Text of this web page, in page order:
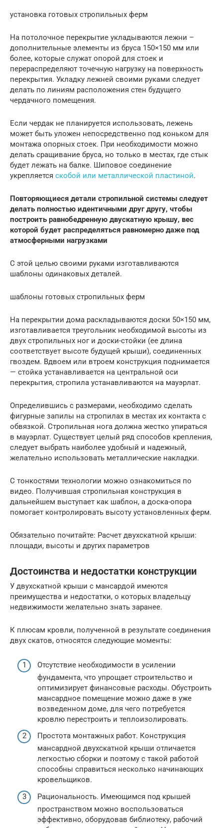
установка готовых стропильных ферм
На потолочное перекрытие укладываются лежни –
дополнительные элементы из бруса 150×150 мм или
более, которые служат опорой для стоек и
перераспределяют точечную нагрузку на поверхность
перекрытия. Укладку лежней своими руками следует
делать по линиям расположения стен будущего
чердачного помещения.
Если чердак не планируется использовать, лежень
может быть уложен непосредственно под коньком для
монтажа опорных стоек. При необходимости можно
делать сращивание бруса, но только в местах, где стык
будет лежать на балке. Шиповое соединение
укрепляется скобой или металлической пластиной.
Повторяющиеся детали стропильной системы следует
делать полностью идентичными друг другу, чтобы
построить равнобедренную двускатную крышу, вес
которой будет распределяться равномерно даже под
атмосферными нагрузками
С этой целью своими руками изготавливаются
шаблоны одинаковых деталей.
шаблоны готовых стропильных ферм
На перекрытии дома раскладываются доски 50×150 мм,
изготавливается треугольник необходимой высоты из
двух стропильных ног и доски-стойки (ее длина
соответствует высоте будущей крыши), соединенных
гвоздем. Вдвоем или втроем конструкция поднимается
— стойка устанавливается на центральной оси
перекрытия, стропила устанавливаются на мауэрлат.
Определившись с размерами, необходимо сделать
фигурные запилы на стропилах в местах их контакта с
обвязкой. Стропильная нога должна жестко упираться
в мауэрлат. Существует целый ряд способов крепления,
следует выбрать наиболее удобный и надежный,
желательно использовать металлические накладки.
С тонкостями технологии можно ознакомиться по
видео. Получившая стропильная конструкция в
дальнейшем выступает как шаблон, а доска-опора
помогает контролировать высоту установленных ферм.
Обязательно почитайте: Расчет двухскатной крыши:
площади, высоты и других параметров
Достоинства и недостатки конструкции
У двухскатной крыши с мансардой имеются
преимущества и недостатки, о которых владельцу
недвижимости желательно знать заранее.
К плюсам кровли, полученной в результате соединения
двух скатов, относятся следующие моменты:
Отсутствие необходимости в усилении
фундамента, что упрощает строительство и
оптимизирует финансовые расходы. Обустроить
мансардное помещение можно даже в уже
возведенном доме, для чего потребуется
кровлю перестроить и теплоизолировать.
Простота монтажных работ. Конструкция
мансардной двухскатной крыши отличается
легкостью сборки и поэтому с такой работой
способны справиться несколько начинающих
кровельщиков.
Рациональность. Имеющимся под крышей
пространством можно воспользоваться
эффективно, оборудовав библиотеку, рабочий